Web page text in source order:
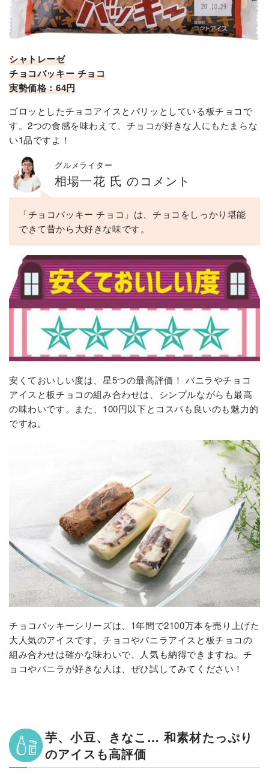
シャトレーゼ
チョコバッキー チョコ
実勢価格：64円
ゴロッとしたチョコアイスとパリッとしている板チョコで
す。2つの食感を味わえて、チョコが好きな人にもたまらな
い1品ですよ！
グルメライター
相場一花 氏 のコメント
「チョコバッキー チョコ」は、チョコをしっかり堪能
できて昔から大好きな味です。
安くておいしい度は、星5つの最高評価！ バニラやチョコ
アイスと板チョコの組み合わせは、シンプルながらも最高
の味わいです。また、100円以下とコスパも良いのも魅力的
ですね。
チョコバッキーシリーズは、1年間で2100万本を売り上げた
大人気のアイスです。チョコやバニラアイスと板チョコの
組み合わせは確かな味わいで、人気も納得できますね。チ
ョコやバニラが好きな人は、ぜひ試してみてください！
芋、小豆、きなこ… 和素材たっぷり
のアイスも高評価